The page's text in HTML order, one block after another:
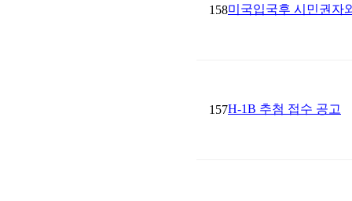
158미국입국후 시민권자
157H-1B 추첨 접수 공고